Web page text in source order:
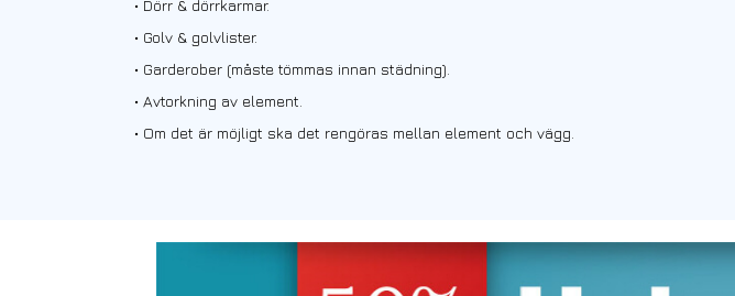
• Dörr & dörrkarmar.
• Golv & golvlister.
• Garderober (måste tömmas innan städning).
• Avtorkning av element.
• Om det är möjligt ska det rengöras mellan element och vägg.